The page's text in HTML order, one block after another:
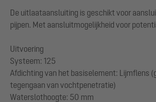
De uitlaataansluiting is geschikt voor
pijpen. Met aansluitmogelijkheid voor
Uitvoering
Systeem: 125
Afdichting van het basiselement: Lijmflens
tegengaan van vochtpenetratie)
Waterslothoogte: 50 mm